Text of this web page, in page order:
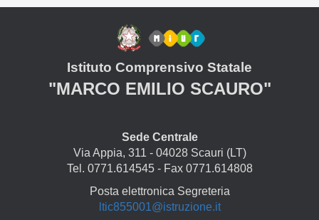
Istituto Comprensivo Statale
"MARCO EMILIO SCAURO"
Sede Centrale
Via Appia, 311 - 04028 Scauri (LT)
Tel. 0771.614545 - Fax 0771.614808
Posta elettronica Segreteria
ltic855001@istruzione.it